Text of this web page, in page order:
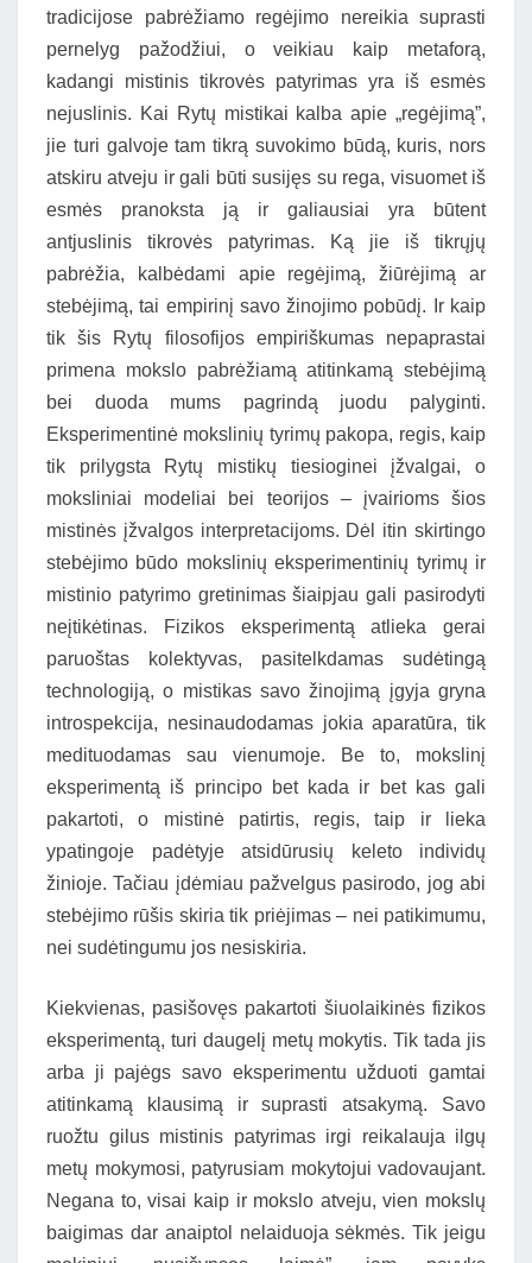
tradicijose pabrėžiamo regėjimo nereikia suprasti
pernelyg pažodžiui, o veikiau kaip metaforą,
kadangi mistinis tikrovės patyrimas yra iš esmės
nejuslinis. Kai Rytų mistikai kalba apie „regėjimą”,
jie turi galvoje tam tikrą suvokimo būdą, kuris, nors
atskiru atveju ir gali būti susijęs su rega, visuomet iš
esmės pranoksta ją ir galiausiai yra būtent
antjuslinis tikrovės patyrimas. Ką jie iš tikrųjų
pabrėžia, kalbėdami apie regėjimą, žiūrėjimą ar
stebėjimą, tai empirinį savo žinojimo pobūdį. Ir kaip
tik šis Rytų filosofijos empiriškumas nepaprastai
primena mokslo pabrėžiamą atitinkamą stebėjimą
bei duoda mums pagrindą juodu palyginti.
Eksperimentinė mokslinių tyrimų pakopa, regis, kaip
tik prilygsta Rytų mistikų tiesioginei įžvalgai, o
moksliniai modeliai bei teorijos – įvairioms šios
mistinės įžvalgos interpretacijoms. Dėl itin skirtingo
stebėjimo būdo mokslinių eksperimentinių tyrimų ir
mistinio patyrimo gretinimas šiaipjau gali pasirodyti
neįtikėtinas. Fizikos eksperimentą atlieka gerai
paruoštas kolektyvas, pasitelkdamas sudėtingą
technologiją, o mistikas savo žinojimą įgyja gryna
introspekcija, nesinaudodamas jokia aparatūra, tik
medituodamas sau vienumoje. Be to, mokslinį
eksperimentą iš principo bet kada ir bet kas gali
pakartoti, o mistinė patirtis, regis, taip ir lieka
ypatingoje padėtyje atsidūrusių keleto individų
žinioje. Tačiau įdėmiau pažvelgus pasirodo, jog abi
stebėjimo rūšis skiria tik priėjimas – nei patikimumu,
nei sudėtingumu jos nesiskiria.
Kiekvienas, pasišovęs pakartoti šiuolaikinės fizikos
eksperimentą, turi daugelį metų mokytis. Tik tada jis
arba ji pajėgs savo eksperimentu užduoti gamtai
atitinkamą klausimą ir suprasti atsakymą. Savo
ruožtu gilus mistinis patyrimas irgi reikalauja ilgų
metų mokymosi, patyrusiam mokytojui vadovaujant.
Negana to, visai kaip ir mokslo atveju, vien mokslų
baigimas dar anaiptol nelaiduoja sėkmės. Tik jeigu